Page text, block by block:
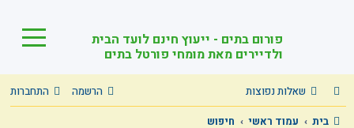
פורום בתים - ייעוץ חינם לועד הבית
ולדיירים מאת מומחי פורטל בתים
שאלות נפוצות התחברות
הרשמה
בית
עמוד ראשי חיפוש